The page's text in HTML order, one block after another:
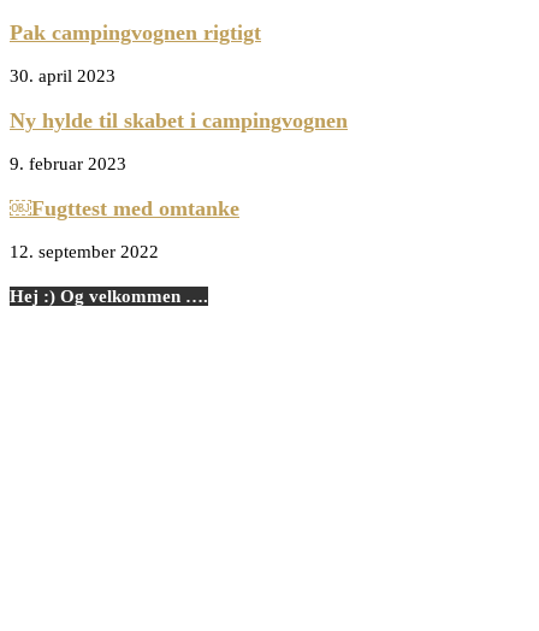
Pak campingvognen rigtigt
30. april 2023
Ny hylde til skabet i campingvognen
9. februar 2023
￼Fugttest med omtanke
12. september 2022
Hej :) Og velkommen ….